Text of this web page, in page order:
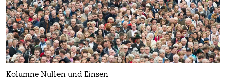
Kolumne Nullen und Einsen